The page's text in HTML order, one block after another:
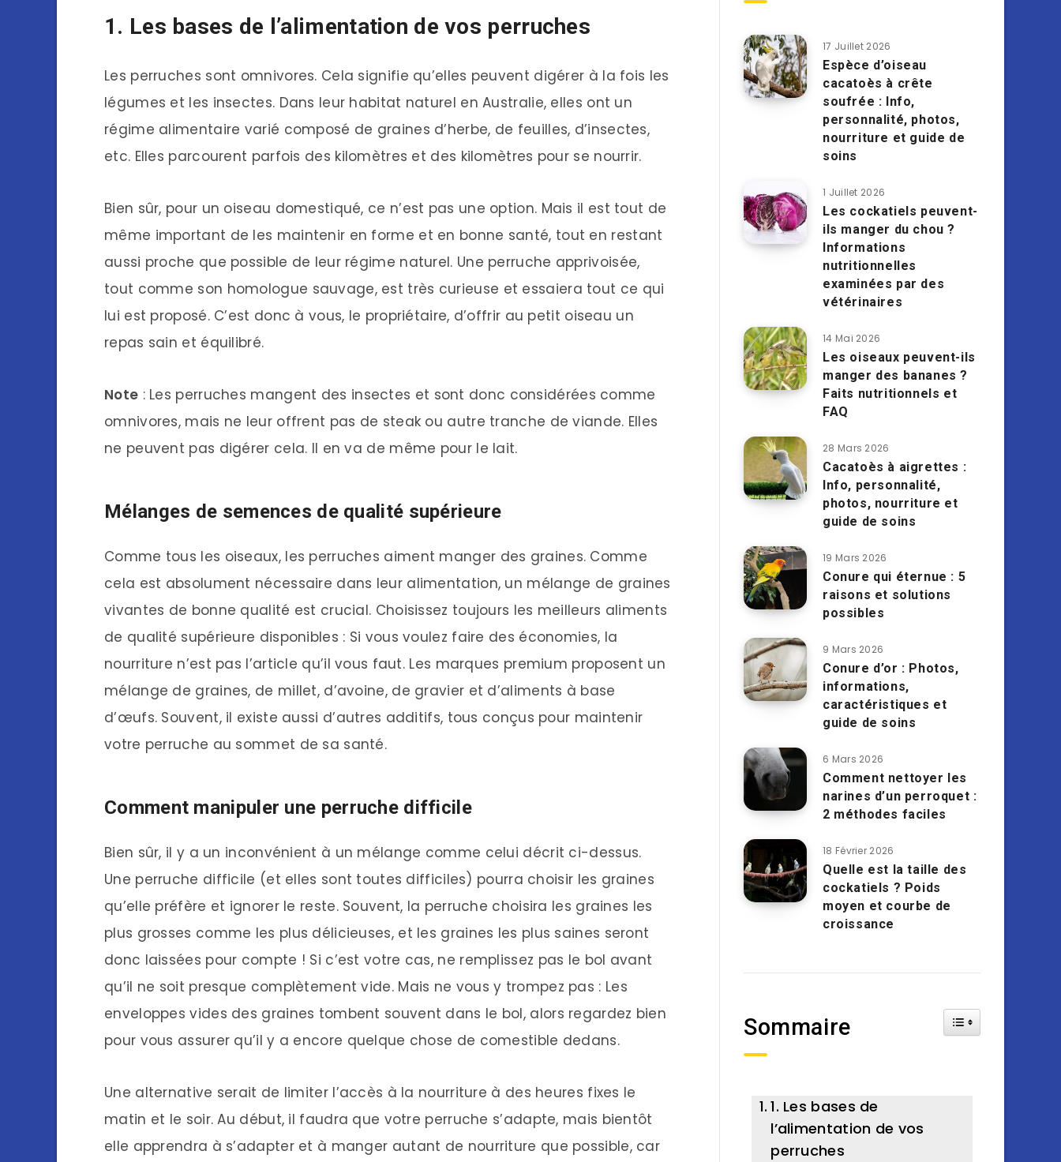
1. Les bases de l’alimentation de vos perruches
Les perruches sont omnivores. Cela signifie qu’elles peuvent digérer à la fois les
légumes et les insectes. Dans leur habitat naturel en Australie, elles ont un
régime alimentaire varié composé de graines d’herbe, de feuilles, d’insectes,
etc. Elles parcourent parfois des kilomètres et des kilomètres pour se nourrir.
Bien sûr, pour un oiseau domestiqué, ce n’est pas une option. Mais il est tout de
même important de les maintenir en forme et en bonne santé, tout en restant
aussi proche que possible de leur régime naturel. Une perruche apprivoisée,
tout comme son homologue sauvage, est très curieuse et essaiera tout ce qui
lui est proposé. C’est donc à vous, le propriétaire, d’offrir au petit oiseau un
repas sain et équilibré.
Note : Les perruches mangent des insectes et sont donc considérées comme
omnivores, mais ne leur offrent pas de steak ou autre tranche de viande. Elles
ne peuvent pas digérer cela. Il en va de même pour le lait.
Mélanges de semences de qualité supérieure
Comme tous les oiseaux, les perruches aiment manger des graines. Comme
cela est absolument nécessaire dans leur alimentation, un mélange de graines
vivantes de bonne qualité est crucial. Choisissez toujours les meilleurs aliments
de qualité supérieure disponibles : Si vous voulez faire des économies, la
nourriture n’est pas l’article qu’il vous faut. Les marques premium proposent un
mélange de graines, de millet, d’avoine, de gravier et d’aliments à base
d’œufs. Souvent, il existe aussi d’autres additifs, tous conçus pour maintenir
votre perruche au sommet de sa santé.
Comment manipuler une perruche difficile
Bien sûr, il y a un inconvénient à un mélange comme celui décrit ci-dessus.
Une perruche difficile (et elles sont toutes difficiles) pourra choisir les graines
qu’elle préfère et ignorer le reste. Souvent, la perruche choisira les graines les
plus grosses comme les plus délicieuses, et les graines les plus saines seront
donc laissées pour compte ! Si c’est votre cas, ne remplissez pas le bol avant
qu’il ne soit presque complètement vide. Mais ne vous y trompez pas : Les
enveloppes vides des graines tombent souvent dans le bol, alors regardez bien
pour vous assurer qu’il y a encore quelque chose de comestible dedans.
Une alternative serait de limiter l’accès à la nourriture à des heures fixes le
matin et le soir. Au début, il faudra que votre perruche s’adapte, mais bientôt
elle apprendra à s’adapter et à manger autant de nourriture que possible, car
17 Juillet 2026
Espèce d’oiseau
cacatoès à crête
soufrée : Info,
personnalité, photos,
nourriture et guide de
soins
1 Juillet 2026
Les cockatiels peuvent-
ils manger du chou ?
Informations
nutritionnelles
examinées par des
vétérinaires
14 Mai 2026
Les oiseaux peuvent-ils
manger des bananes ?
Faits nutritionnels et
FAQ
28 Mars 2026
Cacatoès à aigrettes :
Info, personnalité,
photos, nourriture et
guide de soins
19 Mars 2026
Conure qui éternue : 5
raisons et solutions
possibles
9 Mars 2026
Conure d’or : Photos,
informations,
caractéristiques et
guide de soins
6 Mars 2026
Comment nettoyer les
narines d’un perroquet :
2 méthodes faciles
18 Février 2026
Quelle est la taille des
cockatiels ? Poids
moyen et courbe de
croissance
Sommaire Toggle Table of
1. Les bases de
l’alimentation de vos
perruches